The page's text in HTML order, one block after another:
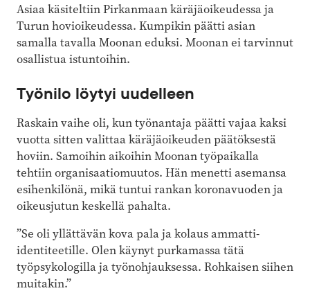
Asiaa käsiteltiin Pirkanmaan käräjäoikeudessa ja
Turun hovioikeudessa. Kumpikin päätti asian
samalla tavalla Moonan eduksi. Moonan ei tarvinnut
osallistua istuntoihin.
Työnilo löytyi uudelleen
Raskain vaihe oli, kun työnantaja päätti vajaa kaksi
vuotta sitten valittaa käräjäoikeuden päätöksestä
hoviin. Samoihin aikoihin Moonan työpaikalla
tehtiin organisaatiomuutos. Hän menetti asemansa
esihenkilönä, mikä tuntui rankan koronavuoden ja
oikeusjutun keskellä pahalta.
”Se oli yllättävän kova pala ja kolaus ammatti-
identiteetille. Olen käynyt purkamassa tätä
työpsykologilla ja työnohjauksessa. Rohkaisen siihen
muitakin.”